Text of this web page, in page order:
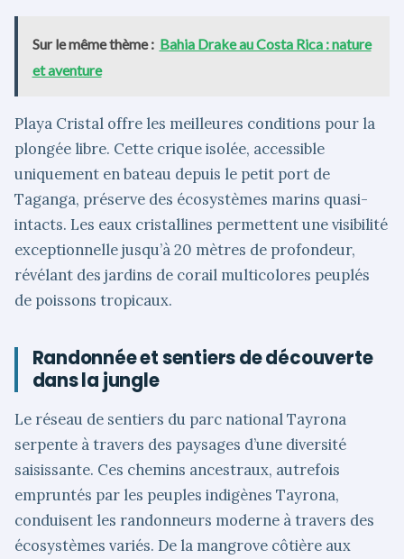
Sur le même thème : Bahia Drake au Costa Rica : nature
et aventure
Playa Cristal offre les meilleures conditions pour la
plongée libre. Cette crique isolée, accessible
uniquement en bateau depuis le petit port de
Taganga, préserve des écosystèmes marins quasi-
intacts. Les eaux cristallines permettent une visibilité
exceptionnelle jusqu’à 20 mètres de profondeur,
révélant des jardins de corail multicolores peuplés
de poissons tropicaux.
Randonnée et sentiers de découverte
dans la jungle
Le réseau de sentiers du parc national Tayrona
serpente à travers des paysages d’une diversité
saisissante. Ces chemins ancestraux, autrefois
empruntés par les peuples indigènes Tayrona,
conduisent les randonneurs moderne à travers des
écosystèmes variés. De la mangrove côtière aux